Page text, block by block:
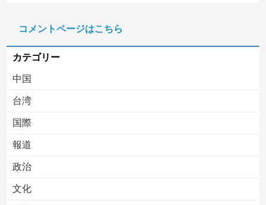
中国人による密漁が止まらない
コメントページはこちら
カテゴリー
中国
台湾
国際
報道
政治
文化